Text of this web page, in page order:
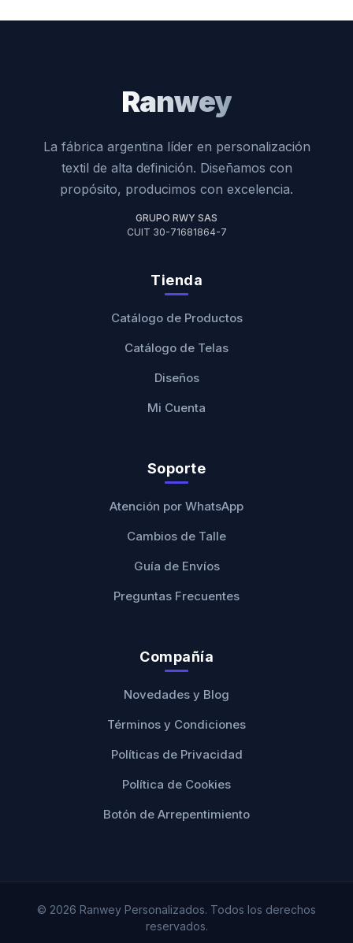
Ranwey
La fábrica argentina líder en personalización
textil de alta definición. Diseñamos con
propósito, producimos con excelencia.
GRUPO RWY SAS
CUIT 30-71681864-7
Tienda
Catálogo de Productos
Catálogo de Telas
Diseños
Mi Cuenta
Soporte
Atención por WhatsApp
Cambios de Talle
Guía de Envíos
Preguntas Frecuentes
Compañía
Novedades y Blog
Términos y Condiciones
Políticas de Privacidad
Política de Cookies
Botón de Arrepentimiento
© 2026 Ranwey Personalizados. Todos los derechos
reservados.